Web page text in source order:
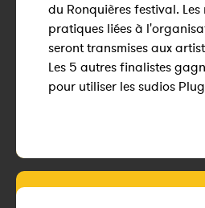
du Ronquières festival.
pratiques liées à
seront transmises aux
Les 5 autres finalistes
pour utiliser les sudios